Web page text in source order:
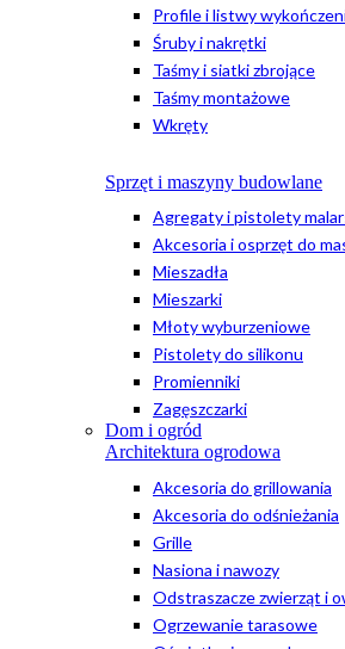
Profile i listwy
Śruby i nakrętki
Taśmy i siatki zbrojące
Taśmy montażowe
Wkręty
Sprzęt i maszyny budowlane
Agregaty i pistolety
Akcesoria i osprzęt do
Mieszadła
Mieszarki
Młoty wyburzeniowe
Pistolety do silikonu
Promienniki
Zagęszczarki
Dom i ogród
Architektura ogrodowa
Akcesoria do grillowania
Akcesoria do odśnieżania
Grille
Nasiona i nawozy
Odstraszacze zwierząt i
Ogrzewanie tarasowe